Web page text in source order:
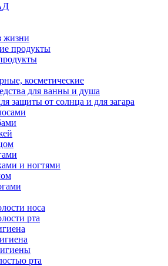
жизни
продукты
косметические
для ванны и душа
защиты от солнца и для загара
и ногтями
носа
рта
рта